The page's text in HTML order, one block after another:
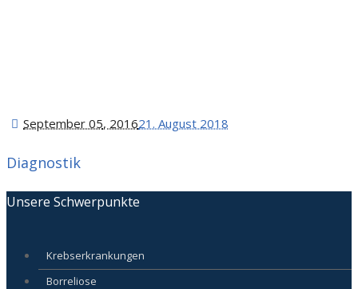
September 05, 201621. August 2018
Diagnostik
Unsere Schwerpunkte
Krebserkrankungen
Borreliose